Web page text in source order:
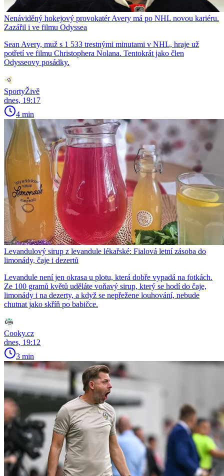
Nenáviděný hokejový provokatér Avery má po NHL novou kariéru.
Zazářil i ve filmu Odyssea
Sean Avery, muž s 1 533 trestnými minutami v NHL, hraje už
potřetí ve filmu Christophera Nolana. Tentokrát jako člen
Odysseovy posádky.
SportyŽivě
dnes, 19:17
4 min
Levandulový sirup z levandule lékařské: Fialová letní zásoba do
limonády, čaje i dezertů
Levandule není jen okrasa u plotu, která dobře vypadá na fotkách.
Ze 100 gramů květů uděláte voňavý sirup, který se hodí do čaje,
limonády i na dezerty, a když se nepřežene louhování, nebude
chutnat jako skříň po babičce.
Cooky.cz
dnes, 19:12
3 min